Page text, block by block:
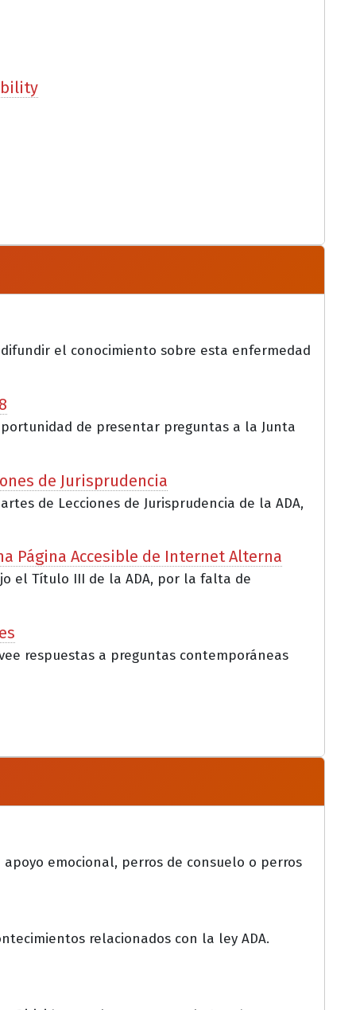
el conocimiento sobre esta enfermedad
de presentar preguntas a la Junta
de Jurisprudencia
de Lecciones de Jurisprudencia de la ADA,
Página Accesible de Internet Alterna
el Título III de la ADA, por la falta de
respuestas a preguntas contemporáneas
emocional, perros de consuelo o perros
relacionados con la ley ADA.